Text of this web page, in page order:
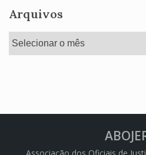
Arquivos
Arquivos